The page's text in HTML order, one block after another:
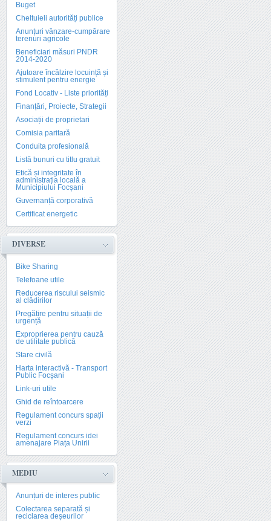
Buget
Cheltuieli autorități publice
Anunțuri vânzare-cumpărare
terenuri agricole
Beneficiari măsuri PNDR
2014-2020
Ajutoare încălzire locuință și
stimulent pentru energie
Fond Locativ - Liste priorități
Finanțări, Proiecte, Strategii
Asociații de proprietari
Comisia paritară
Conduita profesională
Listă bunuri cu titlu gratuit
Etică și integritate în
administrația locală a
Municipiului Focșani
Guvernanță corporativă
Certificat energetic
DIVERSE
Bike Sharing
Telefoane utile
Reducerea riscului seismic
al clădirilor
Pregătire pentru situații de
urgență
Exproprierea pentru cauză
de utilitate publică
Stare civilă
Harta interactivă - Transport
Public Focșani
Link-uri utile
Ghid de reîntoarcere
Regulament concurs spații
verzi
Regulament concurs idei
amenajare Piața Unirii
MEDIU
Anunțuri de interes public
Colectarea separată și
reciclarea deșeurilor